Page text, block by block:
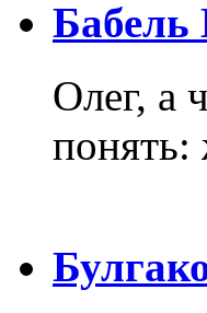
Олег, а
понять: